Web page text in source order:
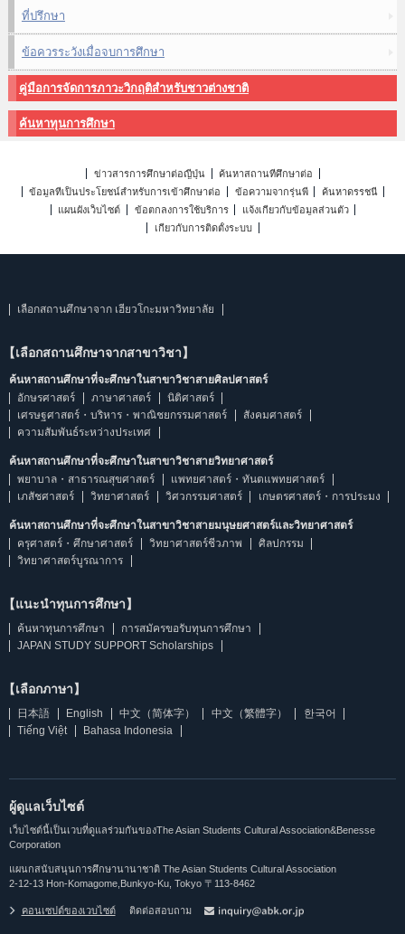
ที่ปรึกษา
ข้อควรระวังเมื่อจบการศึกษา
คู่มือการจัดการภาวะวิกฤติสำหรับชาวต่างชาติ
ค้นหาทุนการศึกษา
ข่าวสารการศึกษาต่อญี่ปุ่น
ค้นหาสถานที่ศึกษาต่อ
ข้อมูลที่เป็นประโยชน์สำหรับการเข้าศึกษาต่อ
ข้อความจากรุ่นพี่
ค้นหาดรรชนี
แผนผังเว็บไซต์
ข้อตกลงการใช้บริการ
แจ้งเกี่ยวกับข้อมูลส่วนตัว
เกี่ยวกับการติดตั้งระบบ
เลือกสถานศึกษาจาก เฮียวโกะมหาวิทยาลัย
【เลือกสถานศึกษาจากสาขาวิชา】
ค้นหาสถานศึกษาที่จะศึกษาในสาขาวิชาสายศิลปศาสตร์
อักษรศาสตร์
ภาษาศาสตร์
นิติศาสตร์
เศรษฐศาสตร์・บริหาร・พาณิชยกรรมศาสตร์
สังคมศาสตร์
ความสัมพันธ์ระหว่างประเทศ
ค้นหาสถานศึกษาที่จะศึกษาในสาขาวิชาสายวิทยาศาสตร์
พยาบาล・สาธารณสุขศาสตร์
แพทยศาสตร์・ทันตแพทยศาสตร์
เภสัชศาสตร์
วิทยาศาสตร์ วิศวกรรมศาสตร์ เกษตรศาสตร์・การประมง
ค้นหาสถานศึกษาที่จะศึกษาในสาขาวิชาสายมนุษยศาสตร์และวิทยาศาสตร์
ครุศาสตร์・ศึกษาศาสตร์
วิทยาศาสตร์ชีวภาพ
ศิลปกรรม
วิทยาศาสตร์บูรณาการ
【แนะนำทุนการศึกษา】
ค้นหาทุนการศึกษา
การสมัครขอรับทุนการศึกษา
JAPAN STUDY SUPPORT Scholarships
【เลือกภาษา】
日本語 English 中文（简体字） 中文（繁體字）
한국어
Tiếng Việt
Bahasa Indonesia
ผู้ดูแลเว็บไซต์
เว็บไซต์นี้เป็นเวบที่ดูแลร่วมกันของThe Asian Students Cultural Association&Benesse
Corporation
แผนกสนับสนุนการศึกษานานาชาติ The Asian Students Cultural Association
2-12-13 Hon-Komagome,Bunkyo-Ku, Tokyo 〒113-8462
คอนเซปต์ของเวบไซต์ ติดต่อสอบถาม